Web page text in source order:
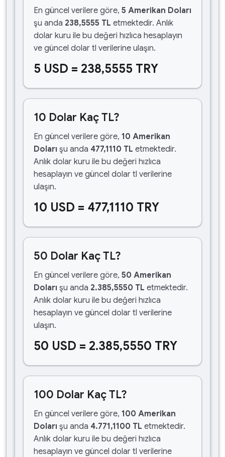
En güncel verilere göre, 5 Amerikan Doları
şu anda 238,5555 TL etmektedir. Anlık
dolar kuru ile bu değeri hızlıca hesaplayın
ve güncel dolar tl verilerine ulaşın.
5 USD = 238,5555 TRY
10 Dolar Kaç TL?
En güncel verilere göre, 10 Amerikan
Doları şu anda 477,1110 TL etmektedir.
Anlık dolar kuru ile bu değeri hızlıca
hesaplayın ve güncel dolar tl verilerine
ulaşın.
10 USD = 477,1110 TRY
50 Dolar Kaç TL?
En güncel verilere göre, 50 Amerikan
Doları şu anda 2.385,5550 TL etmektedir.
Anlık dolar kuru ile bu değeri hızlıca
hesaplayın ve güncel dolar tl verilerine
ulaşın.
50 USD = 2.385,5550 TRY
100 Dolar Kaç TL?
En güncel verilere göre, 100 Amerikan
Doları şu anda 4.771,1100 TL etmektedir.
Anlık dolar kuru ile bu değeri hızlıca
hesaplayın ve güncel dolar tl verilerine